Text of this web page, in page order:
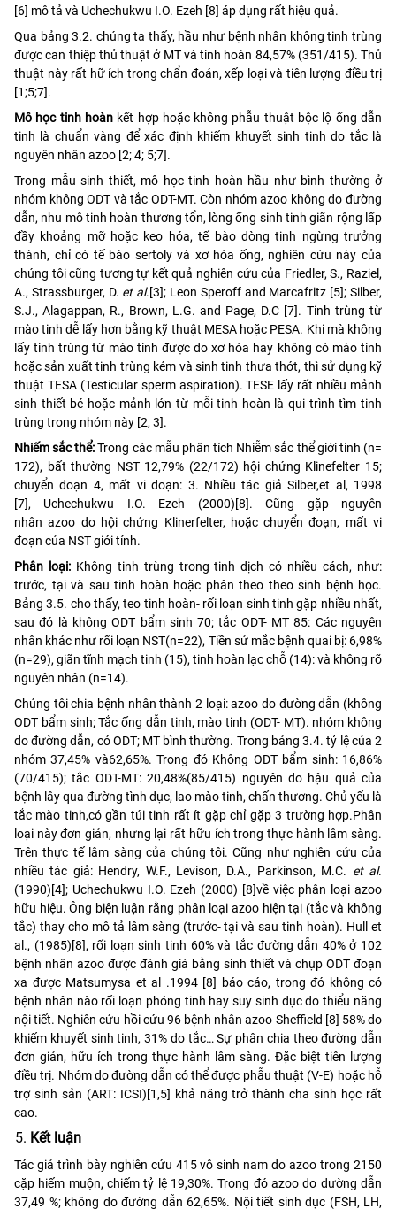
[6] mô tả và Uchechukwu I.O. Ezeh [8] áp dụng rất hiệu quả.
Qua bảng 3.2. chúng ta thấy, hầu như bệnh nhân không tinh trùng
được can thiệp thủ thuật ở MT và tinh hoàn 84,57% (351/415). Thủ
thuật này rất hữ ích trong chẩn đoán, xếp loại và tiên lượng điều trị
[1;5;7].
Mô học tinh hoànkết hợp hoặc không phẫu thuật bộc lộ ống dẫn
tinh là chuẩn vàng để xác định khiếm khuyết sinh tinh do tắc là
nguyên nhân azoo [2; 4; 5;7].
Trong mẫu sinh thiết, mô học tinh hoàn hầu như bình thường ở
nhóm không ODT và tắc ODT-MT. Còn nhóm azoo không do đường
dẫn, nhu mô tinh hoàn thương tổn, lòng ống sinh tinh giãn rộng lấp
đầy khoảng mỡ hoặc keo hóa, tế bào dòng tinh ngừng trưởng
thành, chỉ có tế bào sertoly và xơ hóa ống, nghiên cứu này của
chúng tôi cũng tương tự kết quả nghiên cứu của Friedler, S., Raziel,
A., Strassburger, D. et al.[3]; Leon Speroff and Marcafritz [5]; Silber,
S.J., Alagappan, R., Brown, L.G. and Page, D.C [7]. Tinh trùng từ
mào tinh dễ lấy hơn bằng kỹ thuật MESA hoặc PESA. Khi mà không
lấy tinh trùng từ mào tinh được do xơ hóa hay không có mào tinh
hoặc sản xuất tinh trùng kém và sinh tinh thưa thớt, thì sử dụng kỹ
thuật TESA (Testicular sperm aspiration). TESE lấy rất nhiều mảnh
sinh thiết bé hoặc mảnh lớn từ mỗi tinh hoàn là qui trình tìm tinh
trùng trong nhóm này [2, 3].
Nhiếm sắc thể:Trong các mẫu phân tích Nhiễm sắc thể giới tính (n=
172), bất thường NST 12,79% (22/172) hội chứng Klinefelter 15;
chuyển đoạn 4, mất vi đoạn: 3. Nhiều tác giả Silber,et al, 1998
[7], Uchechukwu I.O. Ezeh (2000)[8]. Cũng gặp nguyên
nhân azoo do hội chứng Klinerfelter, hoặc chuyển đoạn, mất vi
đoạn của NST giới tính.
Phân loại:Không tinh trùng trong tinh dịch có nhiều cách, như:
trước, tại và sau tinh hoàn hoặc phân theo theo sinh bệnh học.
Bảng 3.5. cho thấy, teo tinh hoàn- rối loạn sinh tinh gặp nhiều nhất,
sau đó là không ODT bẩm sinh 70; tắc ODT- MT 85: Các nguyên
nhân khác như rối loạn NST(n=22), Tiền sử mắc bệnh quai bị: 6,98%
(n=29), giãn tĩnh mạch tinh (15), tinh hoàn lạc chỗ (14): và không rõ
nguyên nhân (n=14).
Chúng tôi chia bệnh nhân thành 2 loại: azoo do đường dẫn (không
ODT bẩm sinh; Tắc ống dẫn tinh, mào tinh (ODT- MT). nhóm không
do đường dẫn, có ODT; MT bình thường. Trong bảng 3.4. tỷ lệ của 2
nhóm 37,45% và62,65%. Trong đó Không ODT bẩm sinh: 16,86%
(70/415); tắc ODT-MT: 20,48%(85/415) nguyên do hậu quả của
bệnh lây qua đường tình dục, lao mào tinh, chấn thương. Chủ yếu là
tắc mào tinh,có gần túi tinh rất ít gặp chỉ gặp 3 trường hợp.Phân
loại này đơn giản, nhưng lại rất hữu ích trong thực hành lâm sàng.
Trên thực tế lâm sàng của chúng tôi. Cũng như nghiên cứu của
nhiều tác giả: Hendry, W.F., Levison, D.A., Parkinson, M.C. et al.
(1990)[4]; Uchechukwu I.O. Ezeh (2000) [8]về việc phân loại azoo
hữu hiệu. Ông biện luận rằng phân loại azoo hiện tại (tắc và không
tắc) thay cho mô tả lâm sàng (trước- tại và sau tinh hoàn). Hull et
al., (1985)[8], rối loạn sinh tinh 60% và tắc đường dẫn 40% ở 102
bệnh nhân azoo được đánh giá bằng sinh thiết và chụp ODT đoạn
xa được Matsumysa et al .1994 [8] báo cáo, trong đó không có
bệnh nhân nào rối loạn phóng tinh hay suy sinh dục do thiểu năng
nội tiết. Nghiên cứu hồi cứu 96 bệnh nhân azoo Sheffield [8] 58% do
khiếm khuyết sinh tinh, 31% do tắc… Sự phân chia theo đường dẫn
đơn giản, hữu ích trong thực hành lâm sàng. Đặc biệt tiên lượng
điều trị. Nhóm do đường dẫn có thể được phẫu thuật (V-E) hoặc hỗ
trợ sinh sản (ART: ICSI)[1,5] khả năng trở thành cha sinh học rất
cao.
Kết luận
Tác giả trình bày nghiên cứu 415 vô sinh nam do azoo trong 2150
cặp hiếm muộn, chiếm tỷ lệ 19,30%. Trong đó azoo do dường dẫn
37,49 %; không do đường dẫn 62,65%. Nội tiết sinh dục (FSH, LH,